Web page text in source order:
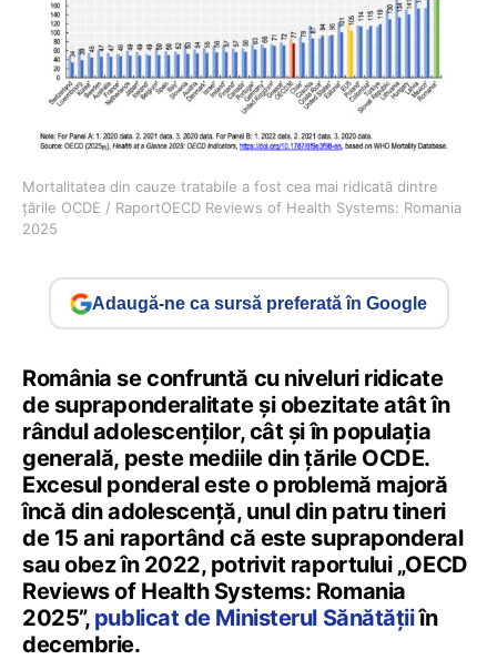
Mortalitatea din cauze tratabile a fost cea mai ridicată dintre
țările OCDE / RaportOECD Reviews of Health Systems: Romania
2025
Adaugă-ne ca sursă preferată în Google
România se confruntă cu niveluri ridicate
de supraponderalitate și obezitate atât în
rândul adolescenților, cât și în populația
generală, peste mediile din țările OCDE.
Excesul ponderal este o problemă majoră
încă din adolescență, unul din patru tineri
de 15 ani raportând că este supraponderal
sau obez în 2022, potrivit raportului „OECD
Reviews of Health Systems: Romania
2025”, publicat de Ministerul Sănătățiiîn
decembrie.